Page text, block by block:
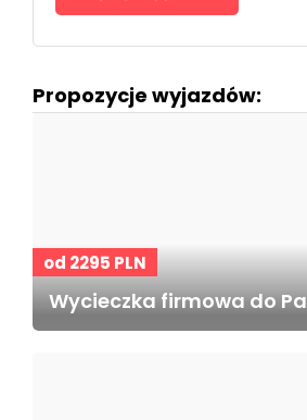
Propozycje wyjazdów:
od 2295 PLN
Wycieczka firmowa do